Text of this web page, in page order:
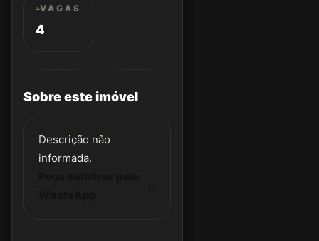
VAGAS
4
Sobre este imóvel
Descrição não
informada.